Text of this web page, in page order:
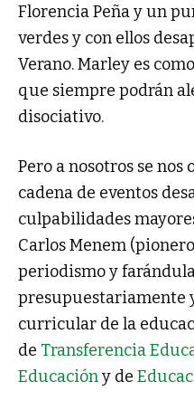
Florencia Peña y un
verdes y con ellos
Verano. Marley es
que siempre podrán
disociativo.
Pero a nosotros se
cadena de eventos
culpabilidades
Carlos Menem
periodismo y
presupuestariamente
curricular de la
de Transferencia
Educacióny de